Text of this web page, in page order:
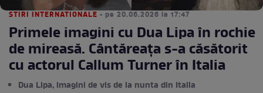
STIRI INTERNATIONALE • pe 20.06.2026 la 17:47
Primele imagini cu Dua Lipa în rochie
de mireasă. Cântăreața s-a căsătorit
cu actorul Callum Turner în Italia
Dua Lipa, imagini de vis de la nunta din Italia